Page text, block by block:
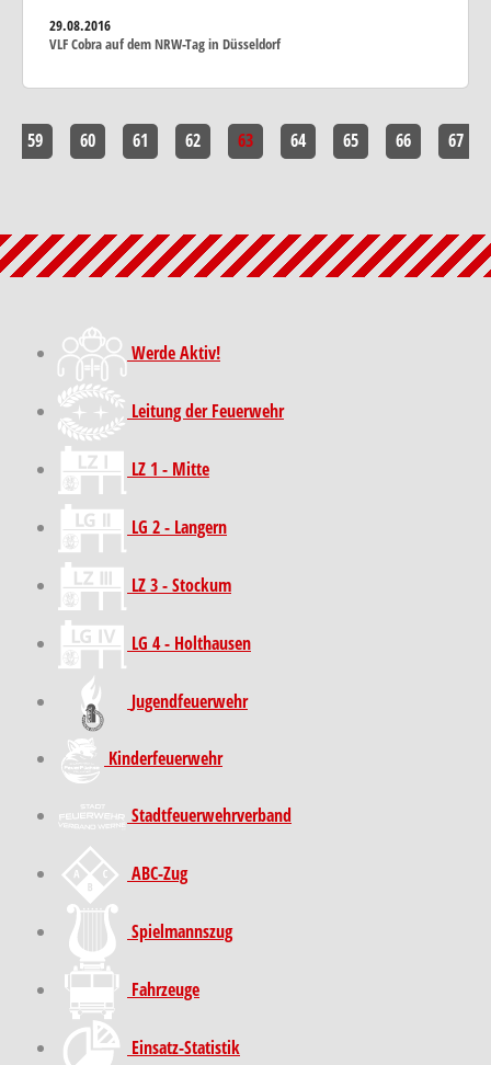
29.08.2016
VLF Cobra auf dem NRW-Tag in Düsseldorf
59 60 61 62 63 64 65 66 67
Werde Aktiv!
Leitung der Feuerwehr
LZ 1 - Mitte
LG 2 - Langern
LZ 3 - Stockum
LG 4 - Holthausen
Jugendfeuerwehr
Kinder­feuer­wehr
Stadt­feuer­wehr­verband
ABC-Zug
Spielmannszug
Fahrzeuge
Einsatz-Statistik